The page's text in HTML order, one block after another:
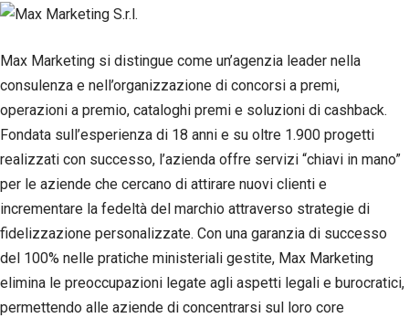
Max Marketing si distingue come un’agenzia leader nella
consulenza e nell’organizzazione di concorsi a premi,
operazioni a premio, cataloghi premi e soluzioni di cashback.
Fondata sull’esperienza di 18 anni e su oltre 1.900 progetti
realizzati con successo, l’azienda offre servizi “chiavi in mano”
per le aziende che cercano di attirare nuovi clienti e
incrementare la fedeltà del marchio attraverso strategie di
fidelizzazione personalizzate. Con una garanzia di successo
del 100% nelle pratiche ministeriali gestite, Max Marketing
elimina le preoccupazioni legate agli aspetti legali e burocratici,
permettendo alle aziende di concentrarsi sul loro core